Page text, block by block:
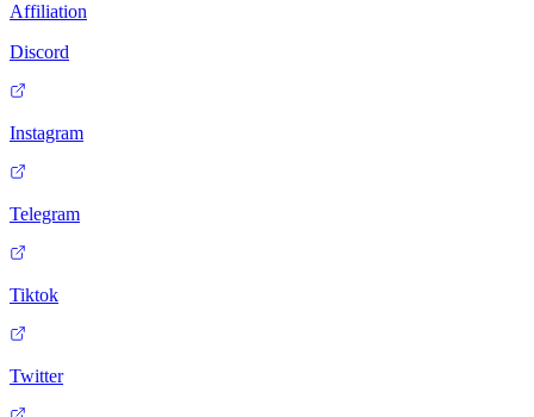
Affiliation
Discord
Instagram
Telegram
Tiktok
Twitter